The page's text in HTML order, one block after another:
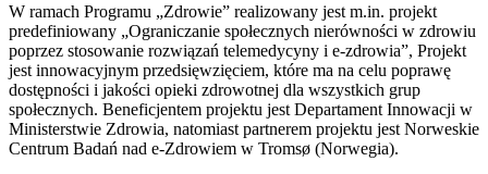
W ramach Programu „Zdrowie” realizowany jest m.in. projekt
predefiniowany „Ograniczanie społecznych nierówności w zdrowiu
poprzez stosowanie rozwiązań telemedycyny i e-zdrowia”, Projekt
jest innowacyjnym przedsięwzięciem, które ma na celu poprawę
dostępności i jakości opieki zdrowotnej dla wszystkich grup
społecznych. Beneficjentem projektu jest Departament Innowacji w
Ministerstwie Zdrowia, natomiast partnerem projektu jest Norweskie
Centrum Badań nad e-Zdrowiem w Tromsø (Norwegia).